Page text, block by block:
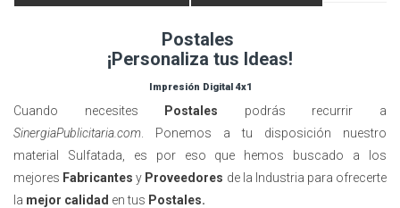
Postales
¡Personaliza tus Ideas!
Impresión Digital 4x1
Cuando necesites Postales podrás recurrir a
SinergiaPublicitaria.com . Ponemos a tu disposición nuestro
material Sulfatada, es por eso que hemos buscado a los
mejores Fabricantes y Proveedores de la Industria para ofrecerte
la mejor calidad en tus Postales.